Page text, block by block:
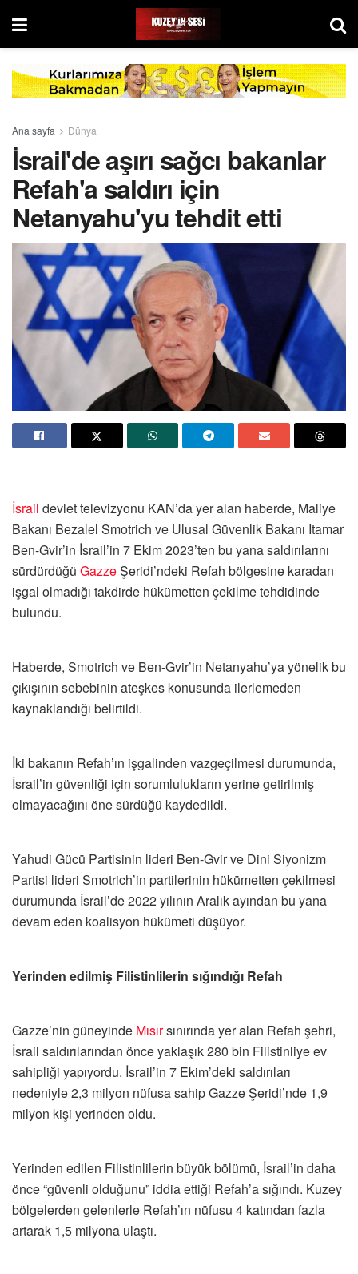
Ana sayfa Dünya
İsrail'de aşırı sağcı bakanlar
Refah'a saldırı için
Netanyahu'yu tehdit etti
İsrail devlet televizyonu KAN’da yer alan haberde, Maliye
Bakanı Bezalel Smotrich ve Ulusal Güvenlik Bakanı Itamar
Ben-Gvir’in İsrail’in 7 Ekim 2023’ten bu yana saldırılarını
sürdürdüğü GazzeŞeridi’ndeki Refah bölgesine karadan
işgal olmadığı takdirde hükümetten çekilme tehdidinde
bulundu.
Haberde, Smotrich ve Ben-Gvir’in Netanyahu’ya yönelik bu
çıkışının sebebinin ateşkes konusunda ilerlemeden
kaynaklandığı belirtildi.
İki bakanın Refah’ın işgalinden vazgeçilmesi durumunda,
İsrail’in güvenliği için sorumlulukların yerine getirilmiş
olmayacağını öne sürdüğü kaydedildi.
Yahudi Gücü Partisinin lideri Ben-Gvir ve Dini Siyonizm
Partisi lideri Smotrich’in partilerinin hükümetten çekilmesi
durumunda İsrail’de 2022 yılının Aralık ayından bu yana
devam eden koalisyon hükümeti düşüyor.
Yerinden edilmiş Filistinlilerin sığındığı Refah
Gazze’nin güneyinde Mısırsınırında yer alan Refah şehri,
İsrail saldırılarından önce yaklaşık 280 bin Filistinliye ev
sahipliği yapıyordu. İsrail’in 7 Ekim’deki saldırıları
nedeniyle 2,3 milyon nüfusa sahip Gazze Şeridi’nde 1,9
milyon kişi yerinden oldu.
Yerinden edilen Filistinlilerin büyük bölümü, İsrail’in daha
önce “güvenli olduğunu” iddia ettiği Refah’a sığındı. Kuzey
bölgelerden gelenlerle Refah’ın nüfusu 4 katından fazla
artarak 1,5 milyona ulaştı.